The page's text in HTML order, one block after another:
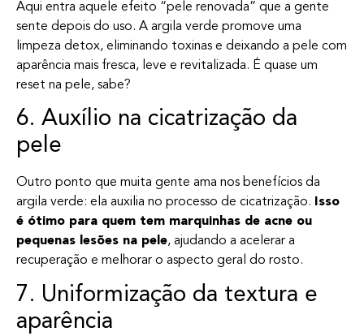
Aqui entra aquele efeito “pele renovada” que a gente
sente depois do uso. A argila verde promove uma
limpeza detox, eliminando toxinas e deixando a pele com
aparência mais fresca, leve e revitalizada. É quase um
reset na pele, sabe?
6. Auxílio na cicatrização da
pele
Outro ponto que muita gente ama nos benefícios da
argila verde: ela auxilia no processo de cicatrização. Isso
é ótimo para quem tem marquinhas de acne ou
pequenas lesões na pele, ajudando a acelerar a
recuperação e melhorar o aspecto geral do rosto.
7. Uniformização da textura e
aparência